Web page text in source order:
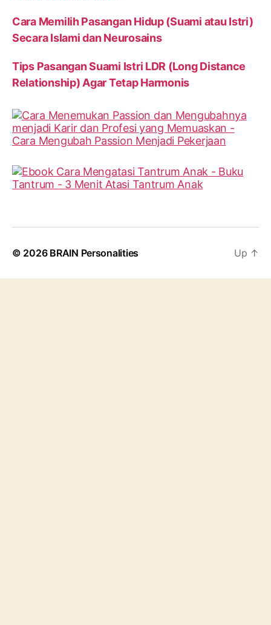
Cara Memilih Pasangan Hidup (Suami atau Istri)
Secara Islami dan Neurosains
Tips Pasangan Suami Istri LDR (Long Distance
Relationship) Agar Tetap Harmonis
© 2026 BRAIN Personalities Up ↑